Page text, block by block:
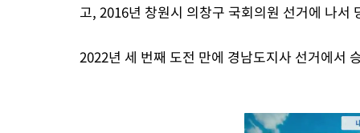
고, 2016년 창원시 의창구 국회의원 선거에 나서
2022년 세 번째 도전 만에 경남도지사 선거에서